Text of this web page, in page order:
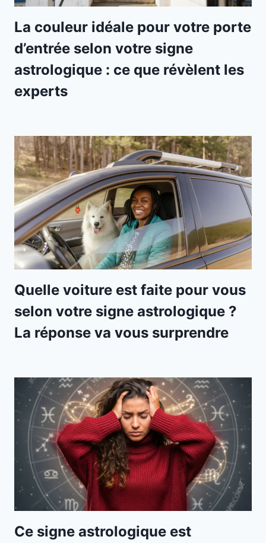
La couleur idéale pour votre porte
d’entrée selon votre signe
astrologique : ce que révèlent les
experts
Quelle voiture est faite pour vous
selon votre signe astrologique ?
La réponse va vous surprendre
Ce signe astrologique est